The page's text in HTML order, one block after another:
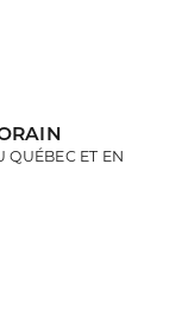
QUÉBEC ET EN